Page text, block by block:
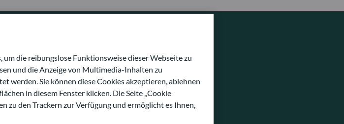
die reibungslose Funktionsweise dieser Webseite zu
und die Anzeige von Multimedia-Inhalten zu
werden. Sie können diese Cookies akzeptieren, ablehnen
in diesem Fenster klicken. Die Seite „Cookie
den Trackern zur Verfügung und ermöglicht es Ihnen,